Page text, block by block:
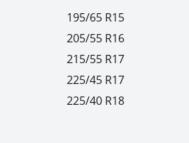
195/65 R15
205/55 R16
215/55 R17
225/45 R17
225/40 R18